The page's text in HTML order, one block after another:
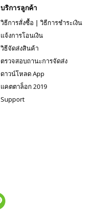
บริการลูกค้า
วิธีการสั่งซื้อ | วิธีการชำระเงิน
แจ้งการโอนเงิน
วิธีจัดส่งสินค้า
ตรวจสอบถานะการจัดส่ง
ดาวน์โหลด App
แคตตาล็อก 2019
Support